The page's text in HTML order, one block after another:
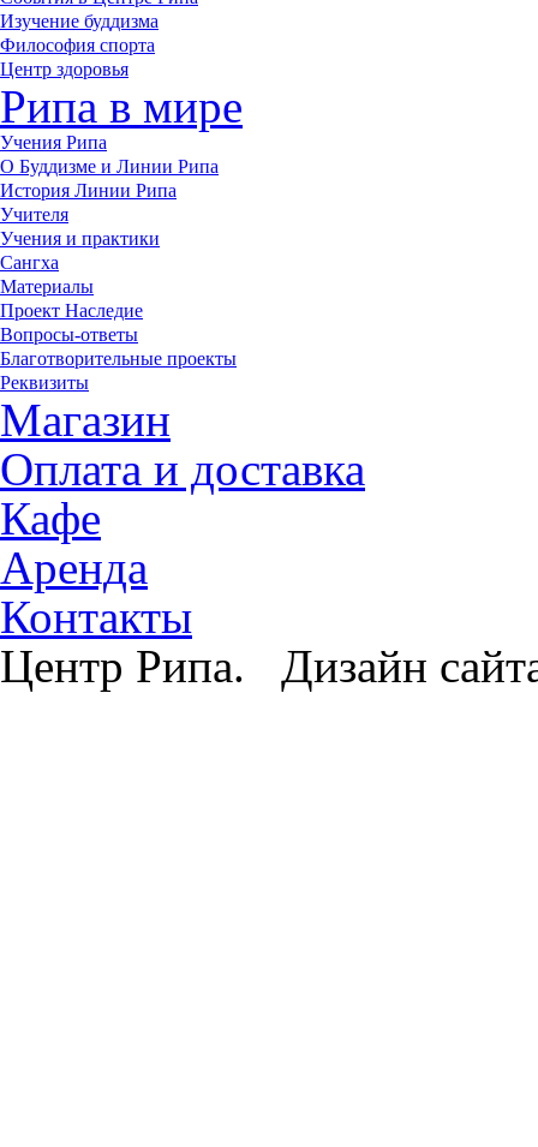
Изучение буддизма
Философия спорта
Центр здоровья
Рипа в мире
Учения Рипа
О Буддизме и Линии Рипа
История Линии Рипа
Учителя
Учения и практики
Сангха
Материалы
Проект Наследие
Вопросы-ответы
Благотворительные проекты
Реквизиты
Магазин
Оплата и доставка
Кафе
Аренда
Контакты
Центр Рипа. Дизайн